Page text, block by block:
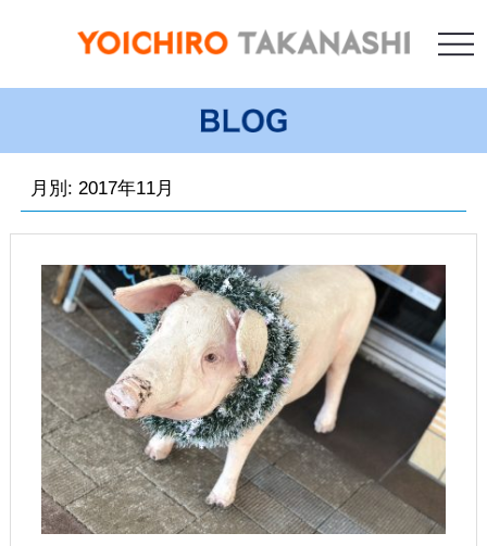
月別: 2017年11月